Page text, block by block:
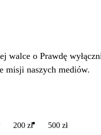
walce o Prawdę
misji naszych mediów.
200 zł 500 zł